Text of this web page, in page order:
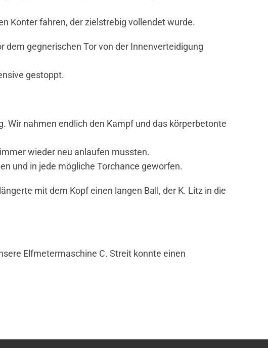
Konter fahren, der zielstrebig vollendet wurde.
dem gegnerischen Tor von der Innenverteidigung
gestoppt.
Wir nahmen endlich den Kampf und das körperbetonte
wieder neu anlaufen mussten.
und in jede mögliche Torchance geworfen.
mit dem Kopf einen langen Ball, der K. Litz in die
Elfmetermaschine C. Streit konnte einen